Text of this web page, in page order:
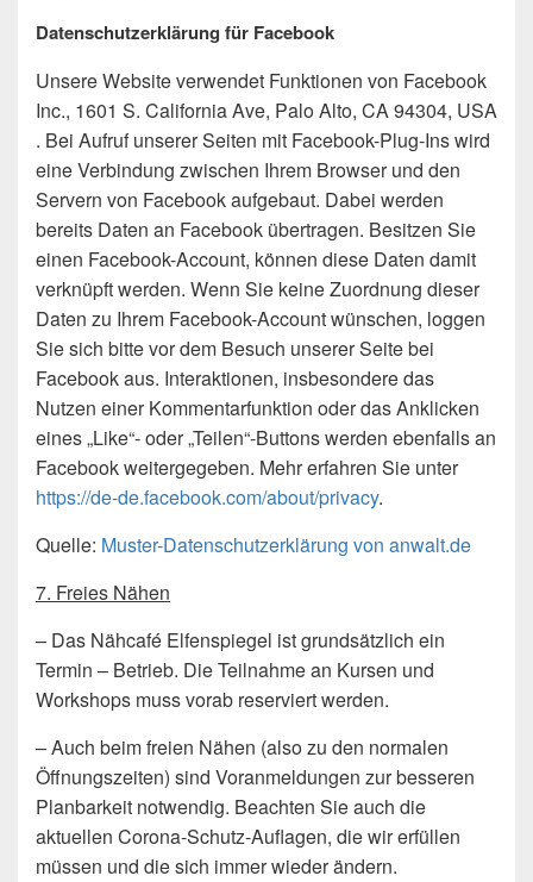
Datenschutzerklärung für Facebook
Unsere Website verwendet Funktionen von Facebook
Inc., 1601 S. California Ave, Palo Alto, CA 94304, USA
. Bei Aufruf unserer Seiten mit Facebook-Plug-Ins wird
eine Verbindung zwischen Ihrem Browser und den
Servern von Facebook aufgebaut. Dabei werden
bereits Daten an Facebook übertragen. Besitzen Sie
einen Facebook-Account, können diese Daten damit
verknüpft werden. Wenn Sie keine Zuordnung dieser
Daten zu Ihrem Facebook-Account wünschen, loggen
Sie sich bitte vor dem Besuch unserer Seite bei
Facebook aus. Interaktionen, insbesondere das
Nutzen einer Kommentarfunktion oder das Anklicken
eines „Like“- oder „Teilen“-Buttons werden ebenfalls an
Facebook weitergegeben. Mehr erfahren Sie unter
https://de-de.facebook.com/about/privacy.
Quelle: Muster-Datenschutzerklärung von anwalt.de
7. Freies Nähen
– Das Nähcafé Elfenspiegel ist grundsätzlich ein
Termin – Betrieb. Die Teilnahme an Kursen und
Workshops muss vorab reserviert werden.
– Auch beim freien Nähen (also zu den normalen
Öffnungszeiten) sind Voranmeldungen zur besseren
Planbarkeit notwendig. Beachten Sie auch die
aktuellen Corona-Schutz-Auflagen, die wir erfüllen
müssen und die sich immer wieder ändern.